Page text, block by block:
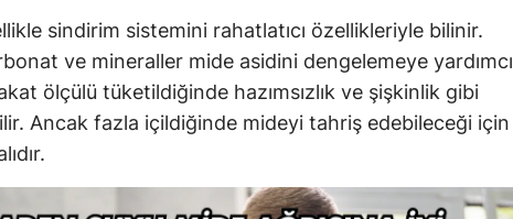
sindirim sistemini rahatlatıcı özellikleriyle bilinir.
ve mineraller mide asidini dengelemeye yardımcı
ölçülü tüketildiğinde hazımsızlık ve şişkinlik gibi
Ancak fazla içildiğinde mideyi tahriş edebileceği için